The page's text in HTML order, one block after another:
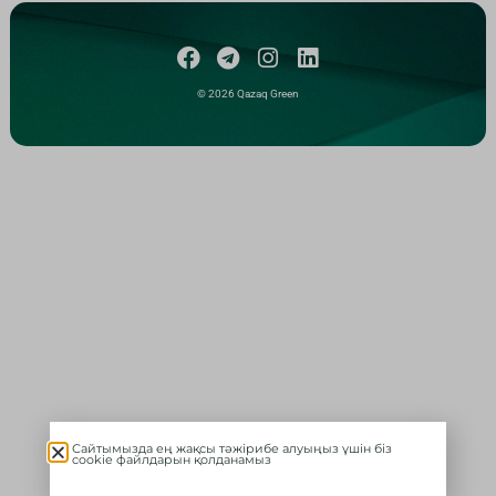
© 2026 Qazaq Green
Сайтымызда ең жақсы тәжірибе алуыңыз үшін біз
cookie файлдарын қолданамыз